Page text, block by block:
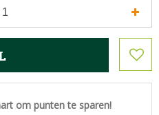
om punten te sparen!